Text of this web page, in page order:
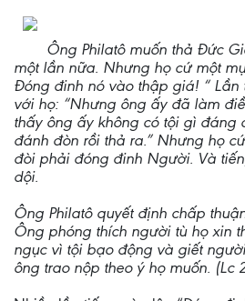
Ông Philatô muốn thả Đức
một lần nữa. Nhưng họ cứ một
Đóng đinh nó vào thập giá! “ Lần
với họ: “Nhưng ông ấy đã làm
thấy ông ấy không có tội gì đáng
đánh đòn rồi thả ra.” Nhưng họ
đòi phải đóng đinh Người. Và
dội.
Ông Philatô quyết định chấp
Ông phóng thích người tù họ xin
ngục vì tội bạo động và giết
ông trao nộp theo ý họ muốn. (Lc